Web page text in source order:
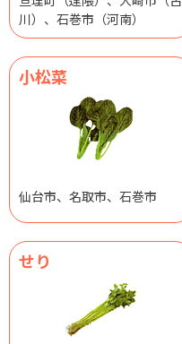
川）、石巻市（河南）
小松菜
仙台市、名取市、石巻市
せり